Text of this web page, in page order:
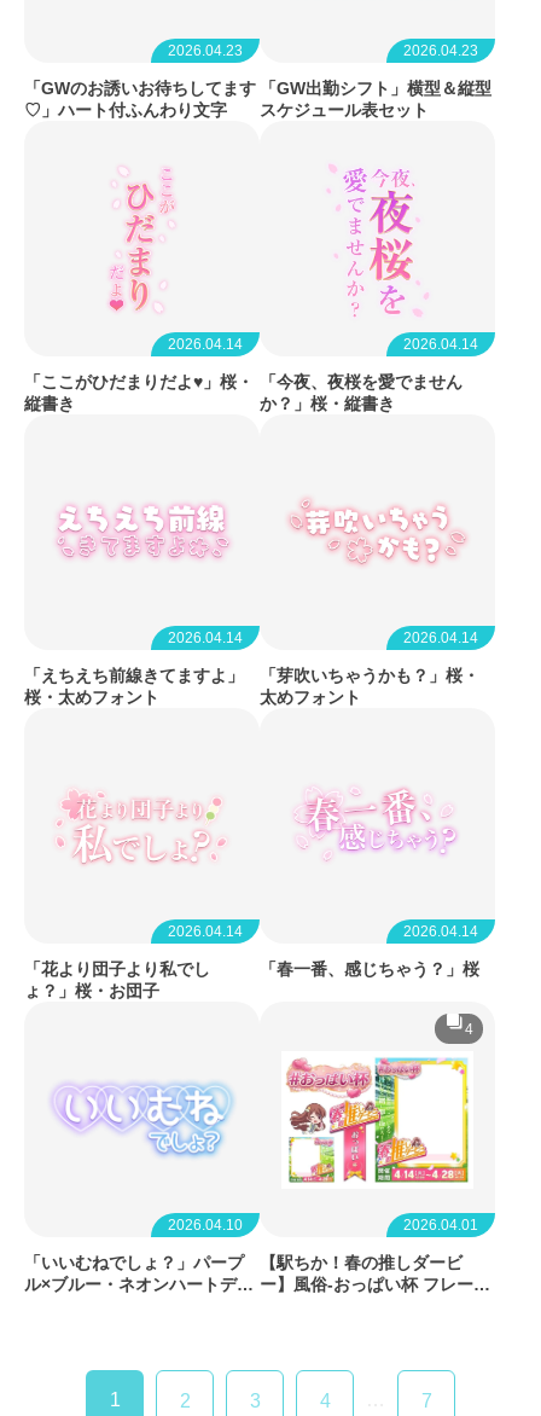
2026.04.23
「GWのお誘いお待ちしてます
♡」ハート付ふんわり文字
2026.04.23
「GW出勤シフト」横型＆縦型
スケジュール表セット
2026.04.14
「ここがひだまりだよ♥」桜・
縦書き
2026.04.14
「今夜、夜桜を愛でません
か？」桜・縦書き
2026.04.14
「えちえち前線きてますよ」
桜・太めフォント
2026.04.14
「芽吹いちゃうかも？」桜・
太めフォント
2026.04.14
「花より団子より私でし
ょ？」桜・お団子
2026.04.14
「春一番、感じちゃう？」桜
2026.04.10
「いいむねでしょ？」パープ
ル×ブルー・ネオンハートデザ
4
2026.04.01
【駅ちか！春の推しダービ
ー】風俗-おっぱい杯 フレーム
1 2 3 4 7